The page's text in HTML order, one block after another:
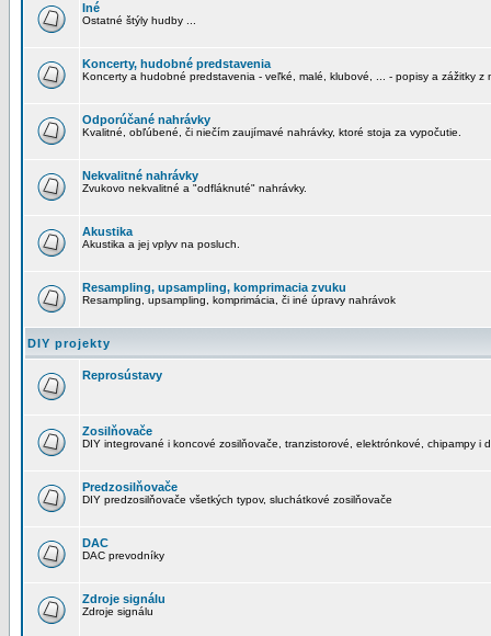
Iné
Ostatné štýly hudby ...
Koncerty, hudobné predstavenia
Koncerty a hudobné predstavenia - veľké, malé, klubové, ... - popisy a zážitky z
Odporúčané nahrávky
Kvalitné, obľúbené, či niečím zaujímavé nahrávky, ktoré stoja za vypočutie.
Nekvalitné nahrávky
Zvukovo nekvalitné a "odfláknuté" nahrávky.
Akustika
Akustika a jej vplyv na posluch.
Resampling, upsampling, komprimacia zvuku
Resampling, upsampling, komprimácia, či iné úpravy nahrávok
DIY projekty
Reprosústavy
Zosilňovače
DIY integrované i koncové zosilňovače, tranzistorové, elektrónkové, chipampy i
Predzosilňovače
DIY predzosilňovače všetkých typov, sluchátkové zosilňovače
DAC
DAC prevodníky
Zdroje signálu
Zdroje signálu